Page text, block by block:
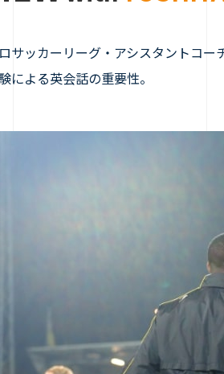
サッカーリーグ・アシスタントコ
による英会話の重要性。